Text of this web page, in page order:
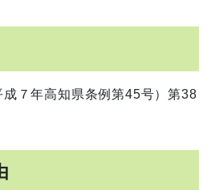
７年高知県条例第45号）第38